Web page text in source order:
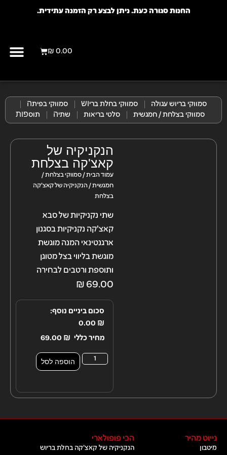
החנות סגורה כעת. ניתן לבצע רק הזמנה עתידית.
₪ 0.00
סמווקי בריוש עגולה סמווקי בחלת בריוש​
סמווקי בפיתה​
סמווקי בצלחת / חמגשית
סלטי בריאות שתיה​ תוספות​
הנקניקיה של
קאצ'קה בצלחת
עמוד הבית/סמווקי בצלחת /
חמגשית/ הנקניקיה של קאצ'קה
בצלחת
שתי נקניקיות של סבא
קאצ'קה נקניקיות בסגנון
ארגנטינאי המנה מוגשת
מוגשת בליווי בצל מטוגן
ותוספת ורטבים לבחירה
₪ 69.00
סכום ביניים נוסף:
₪
מחיר כללי ₪
הוספה לסל
נייוט מהיר
מיטבון
הכי פופולארי
הנקניקיה של קאצ'קה בחלת בריוש